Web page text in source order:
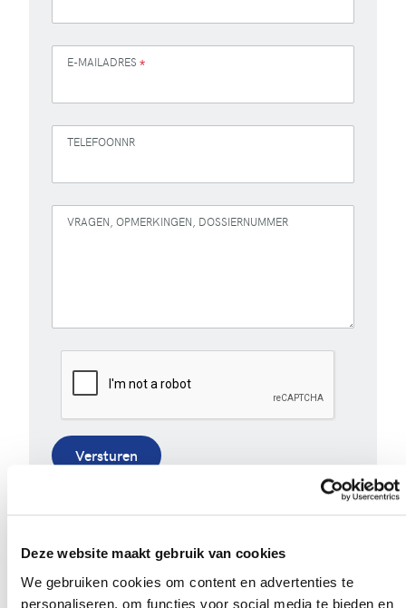
Deze website maakt gebruik van cookies
We gebruiken cookies om content en advertenties te
personaliseren, om functies voor social media te bieden en
E-MAILADRES *
TELEFOONNR
VRAGEN, OPMERKINGEN, DOSSIERNUMMER
Versturen
opmerking. Bekijk ons volledigprivacybeleid